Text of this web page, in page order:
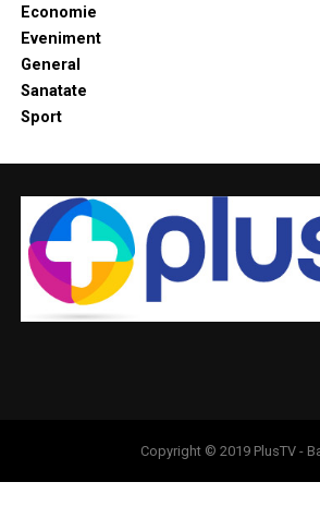
Economie
Eveniment
General
Sanatate
Sport
Copyright © 2019 PlusTV -